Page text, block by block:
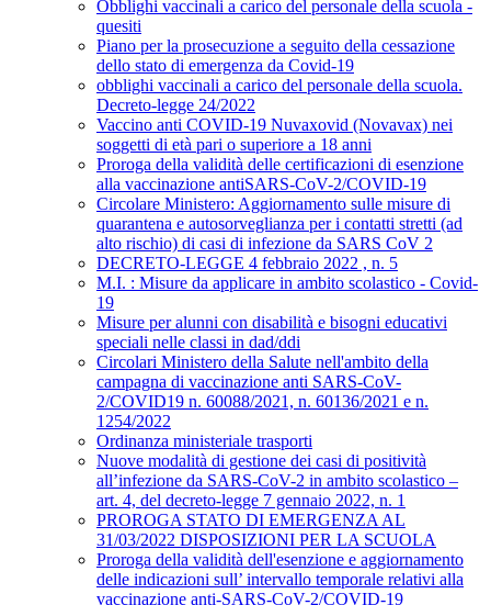
Obblighi vaccinali a carico del personale della scuola -
quesiti
Piano per la prosecuzione a seguito della cessazione
dello stato di emergenza da Covid-19
obblighi vaccinali a carico del personale della scuola.
Decreto-legge 24/2022
Vaccino anti COVID-19 Nuvaxovid (Novavax) nei
soggetti di età pari o superiore a 18 anni
Proroga della validità delle certificazioni di esenzione
alla vaccinazione antiSARS-CoV-2/COVID-19
Circolare Ministero: Aggiornamento sulle misure di
quarantena e autosorveglianza per i contatti stretti (ad
alto rischio) di casi di infezione da SARS CoV 2
DECRETO-LEGGE 4 febbraio 2022 , n. 5
M.I. : Misure da applicare in ambito scolastico - Covid-
19
Misure per alunni con disabilità e bisogni educativi
speciali nelle classi in dad/ddi
Circolari Ministero della Salute nell'ambito della
campagna di vaccinazione anti SARS-CoV-
2/COVID19 n. 60088/2021, n. 60136/2021 e n.
1254/2022
Ordinanza ministeriale trasporti
Nuove modalità di gestione dei casi di positività
all’infezione da SARS-CoV-2 in ambito scolastico –
art. 4, del decreto-legge 7 gennaio 2022, n. 1
PROROGA STATO DI EMERGENZA AL
31/03/2022 DISPOSIZIONI PER LA SCUOLA
Proroga della validità dell'esenzione e aggiornamento
delle indicazioni sull’ intervallo temporale relativi alla
vaccinazione anti-SARS-CoV-2/COVID-19